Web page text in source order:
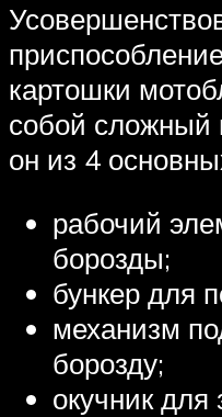
картошки
собой сложный
он из 4
рабочий
борозды;
бункер для
механизм
борозду;
окучник для